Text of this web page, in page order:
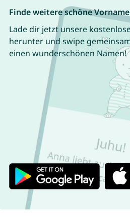
Finde weitere schöne
Lade dir jetzt unsere
herunter und swipe
einen wunderschönen Namen!